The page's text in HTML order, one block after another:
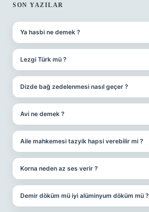
SIDEBAR
SON YAZILAR
Ya hasbi ne demek ?
Lezgi Türk mü ?
Dizde bağ zedelenmesi nasıl geçer ?
Avi ne demek ?
Aile mahkemesi tazyik hapsi verebilir mi ?
Korna neden az ses verir ?
Demir döküm mü iyi alüminyum döküm mü ?